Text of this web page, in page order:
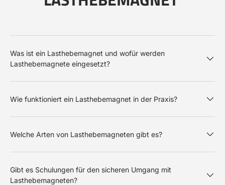
Was ist ein Lasthebemagnet und wofür werden
Lasthebemagnete eingesetzt?
Wie funktioniert ein Lasthebemagnet in der Praxis?
Welche Arten von Lasthebemagneten gibt es?
Gibt es Schulungen für den sicheren Umgang mit
Lasthebemagneten?